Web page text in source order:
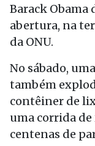
Barack Obama
abertura, na
da ONU.
No sábado,
também
contêiner de
uma corrida
centenas de